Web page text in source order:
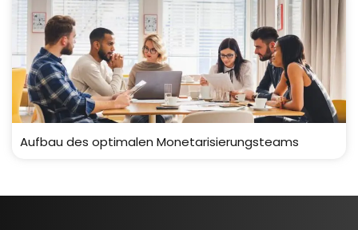
Aufbau des optimalen Monetarisierungsteams